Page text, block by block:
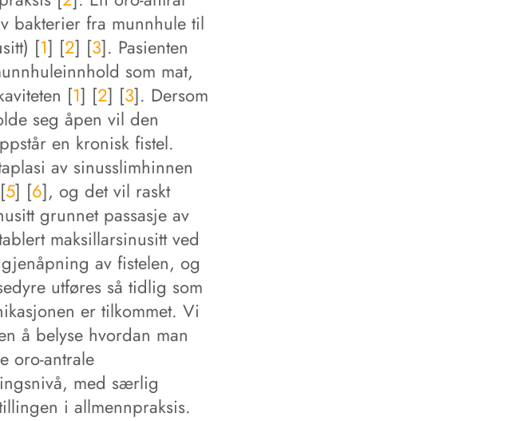
bakterier fra munnhule til
[1] [2] [3]. Pasienten
som mat,
[1] [2] [3]. Dersom
seg åpen vil den
en kronisk fistel.
av sinusslimhinnen
5] [6], og det vil raskt
grunnet passasje av
maksillarsinusitt ved
av fistelen, og
utføres så tidlig som
er tilkommet. Vi
å belyse hvordan man
oro-antrale
med særlig
i allmennpraksis.